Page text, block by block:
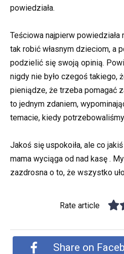
powiedziała.
Teściowa najpierw powiedziała
tak robić własnym dzieciom, a
podzielić się swoją opinią.
nigdy nie było czegoś takiego,
pieniądze, że trzeba pomagać
to jednym zdaniem,
temacie, kiedy
Jakoś się uspokoiła, ale co
mama wyciąga od nad kasę .
zazdrosna o to, że wszystko
Rate article
Share on